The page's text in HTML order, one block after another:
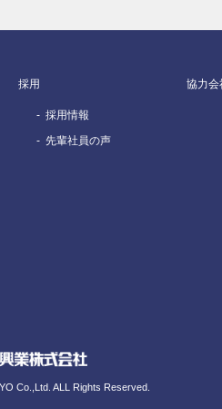
採用
採用情報
先輩社員の声
協力会
Co.,Ltd. ALL Rights Reserved.